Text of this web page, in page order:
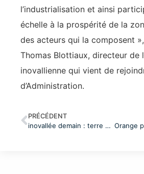
l’industrialisation et ainsi
échelle à la prospérité de la
des acteurs qui la composent
Thomas Blottiaux, directeur de
inovallienne qui vient de
d’Administration.
PRÉCÉDENT
inovallée demain : terre d’industrie pour une économie vertueuse au coeur de la polarité Nord Est !